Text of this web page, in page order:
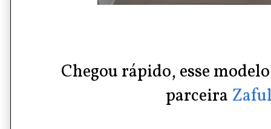
Chegou rápido, esse
parceira